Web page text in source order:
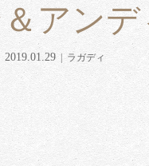
アンデ
2019.01.29 ラガディ